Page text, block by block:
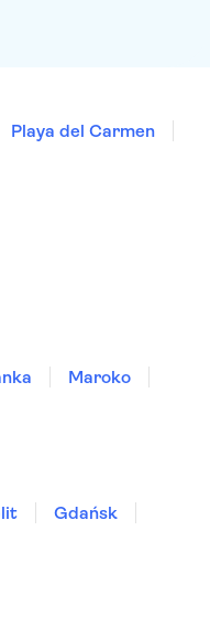
Playa del Carmen
Maroko
Gdańsk